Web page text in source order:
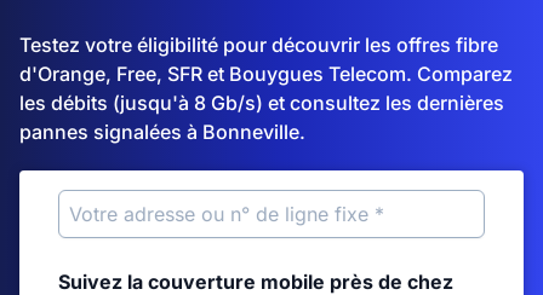
Testez votre éligibilité pour découvrir les offres fibre
d'Orange, Free, SFR et Bouygues Telecom. Comparez
les débits (jusqu'à 8 Gb/s) et consultez les dernières
pannes signalées à Bonneville.
Suivez la couverture mobile près de chez